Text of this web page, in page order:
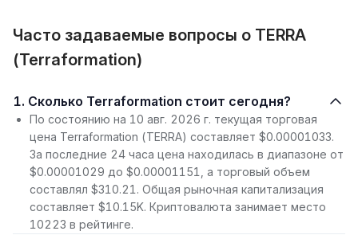
Часто задаваемые вопросы о TERRA
(Terraformation)
1. Сколько Terraformation стоит сегодня?
По состоянию на 10 авг. 2026 г. текущая торговая
цена Terraformation (TERRA) составляет $0.00001033.
За последние 24 часа цена находилась в диапазоне от
$0.00001029 до $0.00001151, а торговый объем
составлял $310.21. Общая рыночная капитализация
составляет $10.15K. Криптовалюта занимает место
10223 в рейтинге.